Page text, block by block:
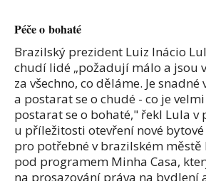
Péče o bohaté
Brazilský prezident Luiz Inácio
chudí lidé „požadují málo a jsou
za všechno, co děláme. Je
a postarat se o chudé - co je
postarat se o bohaté," řekl Lula v
u příležitosti otevření nové
pro potřebné v brazilském městě
pod programem Minha Casa,
na prosazování práva na bydlení